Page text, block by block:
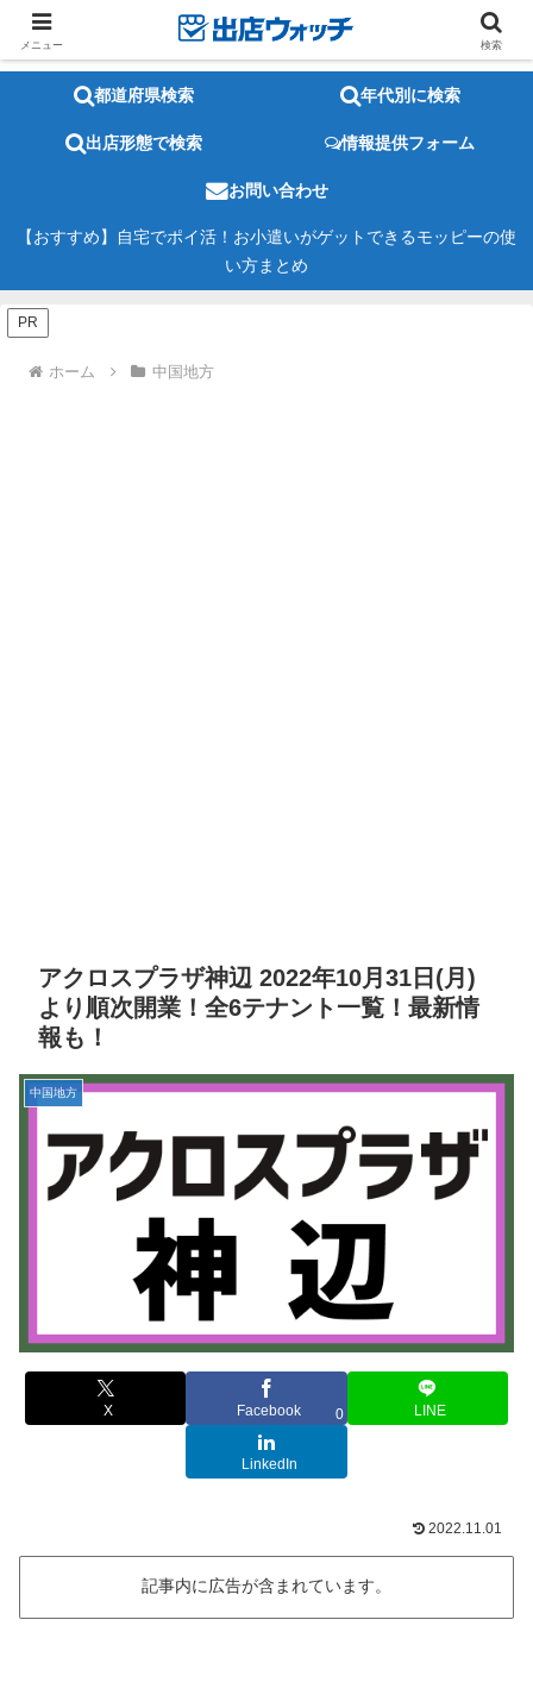
都道府県検索 年代別に検索
出店形態で検索 情報提供フォーム
お問い合わせ
【おすすめ】自宅でポイ活！お小遣いがゲットできるモッピーの使
い方まとめ
PR
ホーム 中国地方
アクロスプラザ神辺 2022年10月31日(月)
より順次開業！全6テナント一覧！最新情
報も！
中国地方
X Facebook 0 LINE
LinkedIn
2022.11.01
記事内に広告が含まれています。
メニュー 検索